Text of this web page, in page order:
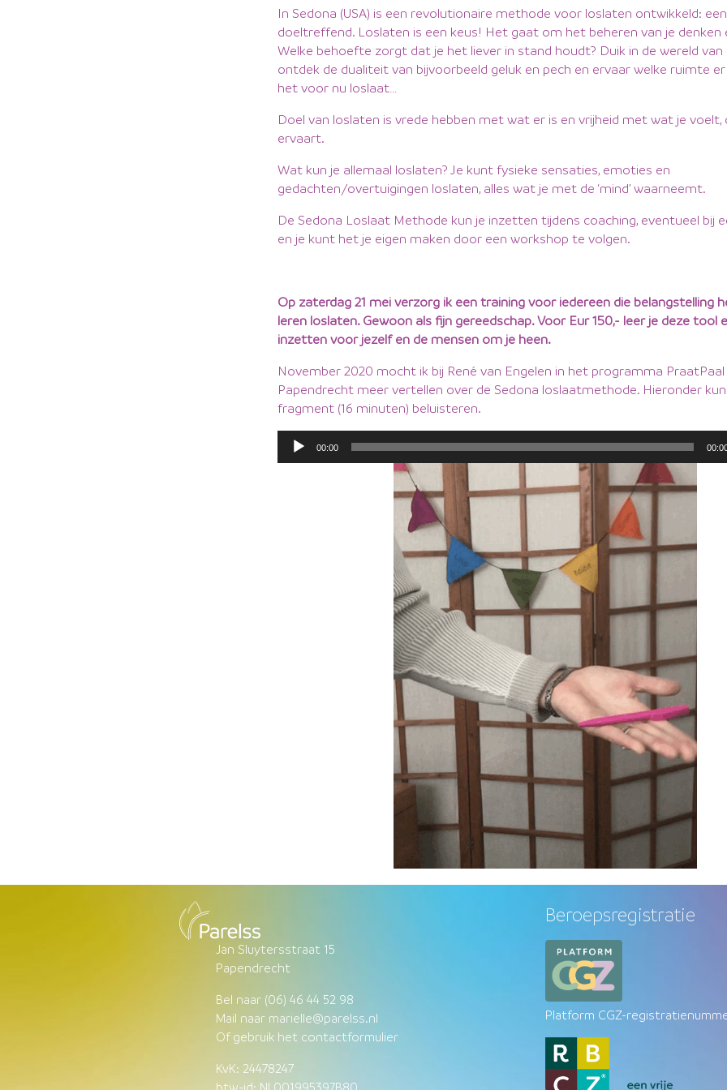
In Sedona (USA) is een revolutionaire methode voor loslaten ontwikkeld:
doeltreffend. Loslaten is een keus! Het gaat om het beheren van je denken
Welke behoefte zorgt dat je het liever in stand houdt? Duik in de wereld van
ontdek de dualiteit van bijvoorbeeld geluk en pech en ervaar welke ruimte
het voor nu loslaat…
Doel van loslaten is vrede hebben met wat er is en vrijheid met wat je voelt,
ervaart.
Wat kun je allemaal loslaten? Je kunt fysieke sensaties, emoties en
gedachten/overtuigingen loslaten, alles wat je met de ‘mind’ waarneemt.
De Sedona Loslaat Methode kun je inzetten tijdens coaching, eventueel bij
en je kunt het je eigen maken door een workshop te volgen.
Op zaterdag 21 mei verzorg ik een training voor iedereen die belangstelling
leren loslaten. Gewoon als fijn gereedschap. Voor Eur 150,- leer je deze tool
inzetten voor jezelf en de mensen om je heen.
November 2020 mocht ik bij René van Engelen in het programma PraatPaal
Papendrecht meer vertellen over de Sedona loslaatmethode. Hieronder
fragment (16 minuten) beluisteren.
Audiospeler
00:00
Jan Sluytersstraat 15
Papendrecht
Bel naar (06) 46 44 52 98
Mail naar marielle@parelss.nl
Of gebruik het contactformulier
KvK: 24478247
btw-id: NL001995397B80
Beroepsregistratie
Platform CGZ-